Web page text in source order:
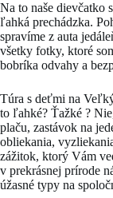
Na to naše dievčatko
ľahká prechádzka.
spravíme z auta
všetky fotky, ktoré
bobríka odvahy a
Túra s deťmi na
to ľahké? Ťažké ?
plaču, zastávok na
obliekania,
zážitok, ktorý Vám
v prekrásnej prírode
úžasné typy na